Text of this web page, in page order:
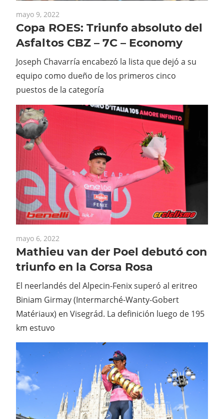
mayo 9, 2022
Copa ROES: Triunfo absoluto del
Asfaltos CBZ – 7C – Economy
Joseph Chavarría encabezó la lista que dejó a su
equipo como dueño de los primeros cinco
puestos de la categoría
mayo 6, 2022
Mathieu van der Poel debutó con
triunfo en la Corsa Rosa
El neerlandés del Alpecin-Fenix superó al eritreo
Biniam Girmay (Intermarché-Wanty-Gobert
Matériaux) en Visegrád. La definición luego de 195
km estuvo